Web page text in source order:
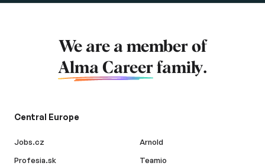
We are a member of
Alma Career family.
Central Europe
Jobs.cz
Profesia.sk
Arnold
Teamio